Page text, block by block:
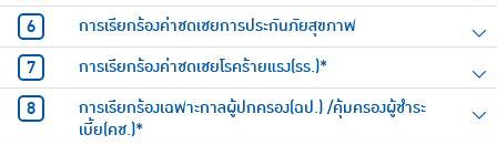
การเรียกร้องค่าชดเชยการประกันภัยสุขภาพ
การเรียกร้องค่าชดเชยโรคร้ายแรง(รร.)*
การเรียกร้องเฉพาะกาลผู้ปกครอง(ฉป.) /คุ้มครองผู้ชำระ
เบี้ย(คช.)*